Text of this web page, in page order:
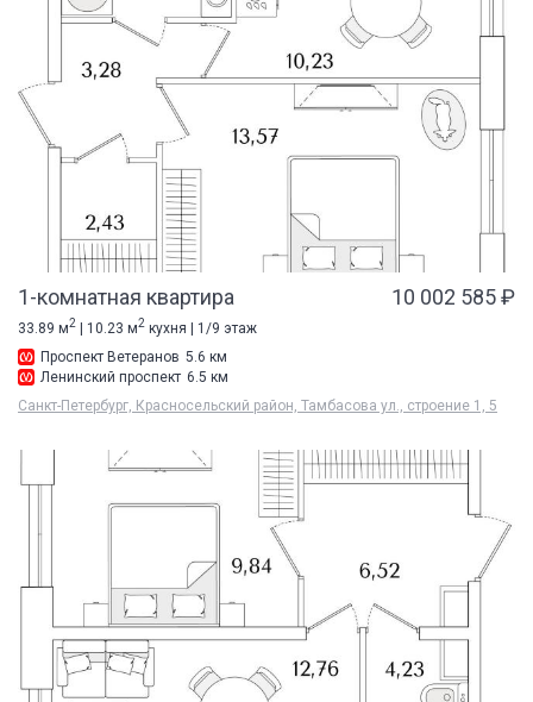
1-комнатная квартира 10 002 585 ₽
33.89 м2 | 10.23 м2 кухня | 1/9 этаж
Проспект Ветеранов 5.6 км
Ленинский проспект 6.5 км
Санкт-Петербург, Красносельский район, Тамбасова ул., строение 1, 5